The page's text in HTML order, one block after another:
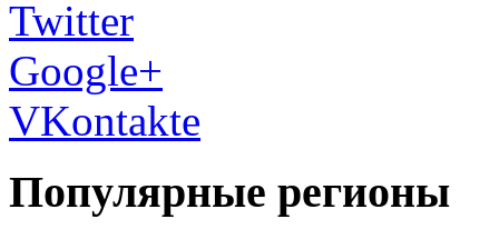
Twitter
Google+
VKontakte
Популярные регионы